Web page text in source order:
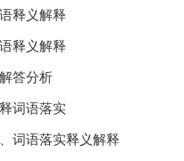
释义解释
释义解释
答分析
词语落实
词语落实释义解释